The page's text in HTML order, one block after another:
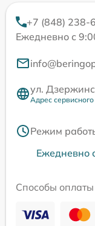
+7 (848) 238-
Ежедневно с
ул.
Адрес
Режим
Ежедневно
Способы оплаты